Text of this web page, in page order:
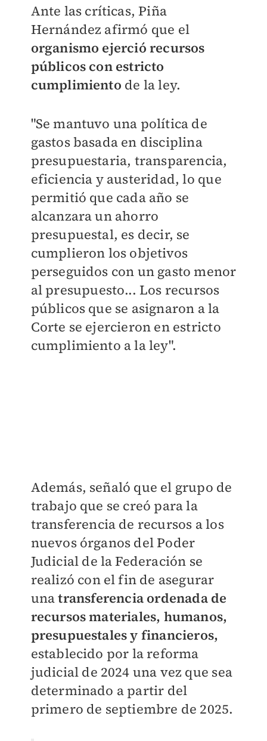
Ante las críticas, Piña
Hernández afirmó que el
organismo ejerció recursos
públicos con estricto
cumplimiento de la ley.
"Se mantuvo una política de
gastos basada en disciplina
presupuestaria, transparencia,
eficiencia y austeridad, lo que
permitió que cada año se
alcanzara un ahorro
presupuestal, es decir, se
cumplieron los objetivos
perseguidos con un gasto menor
al presupuesto... Los recursos
públicos que se asignaron a la
Corte se ejercieron en estricto
cumplimiento a la ley".
Además, señaló que el grupo de
trabajo que se creó para la
transferencia de recursos a los
nuevos órganos del Poder
Judicial de la Federación se
realizó con el fin de asegurar
unatransferencia ordenada de
recursos materiales, humanos,
presupuestales y financieros,
establecido por la reforma
judicial de 2024 una vez que sea
determinado a partir del
primero de septiembre de 2025.